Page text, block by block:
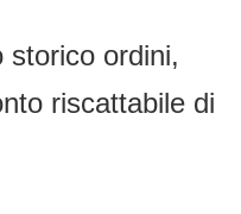
storico ordini,
riscattabile di